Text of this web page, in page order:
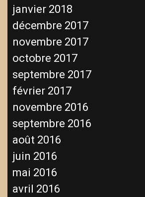
janvier 2018
décembre 2017
novembre 2017
octobre 2017
septembre 2017
février 2017
novembre 2016
septembre 2016
août 2016
juin 2016
mai 2016
avril 2016